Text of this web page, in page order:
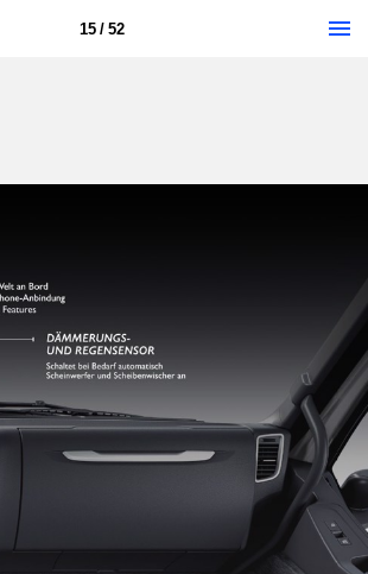
15 / 52